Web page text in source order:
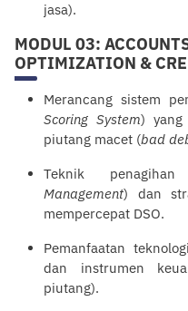
jasa).
MODUL 03:
OPTIMIZATION &
Merancang sistem
Scoring System) yang
piutang macet (bad
Teknik
Management) dan
mempercepat DSO.
Pemanfaatan
dan instrumen
piutang).